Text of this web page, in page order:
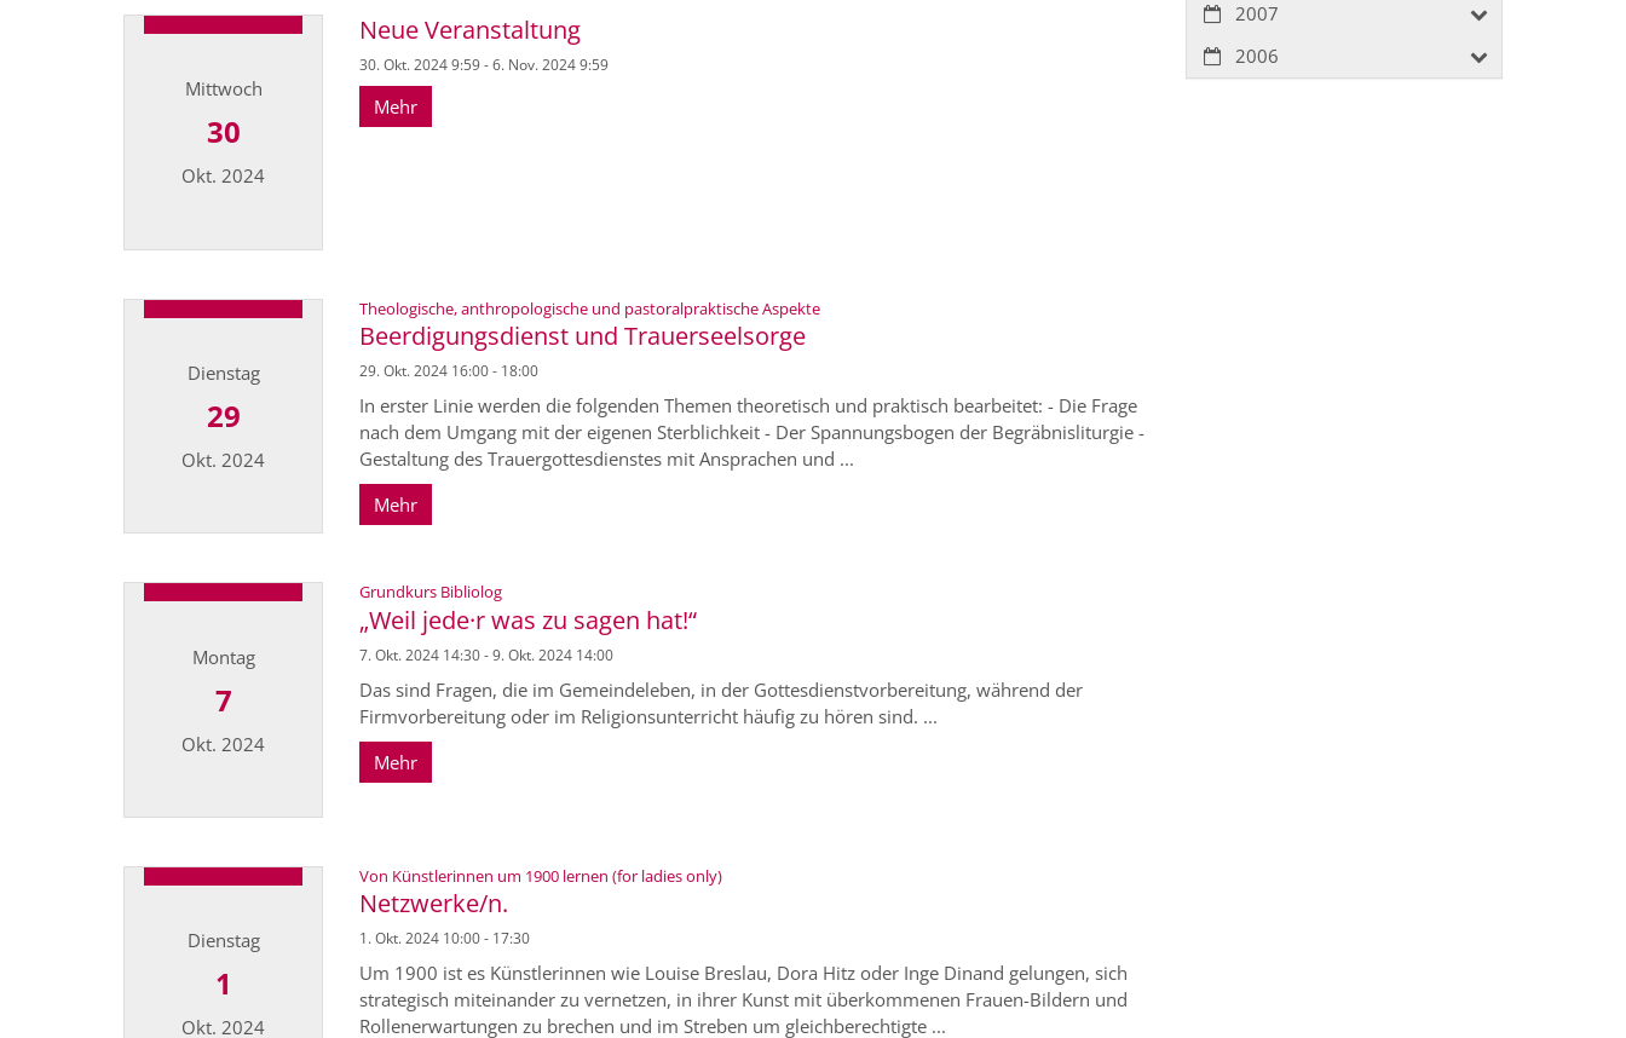
Mittwoch
30
Okt. 2024
Neue Veranstaltung
30. Okt. 2024 9:59 - 6. Nov. 2024 9:59
Mehr
Dienstag
29
Okt. 2024
Theologische, anthropologische und pastoralpraktische Aspekte:
Beerdigungsdienst und Trauerseelsorge
29. Okt. 2024 16:00 - 18:00
In erster Linie werden die folgenden Themen theoretisch und praktisch bearbeitet: - Die Frage
nach dem Umgang mit der eigenen Sterblichkeit - Der Spannungsbogen der Begräbnisliturgie -
Gestaltung des Trauergottesdienstes mit Ansprachen und ...
Mehr
Montag
7
Okt. 2024
Grundkurs Bibliolog:
„Weil jede·r was zu sagen hat!“
7. Okt. 2024 14:30 - 9. Okt. 2024 14:00
Das sind Fragen, die im Gemeindeleben, in der Gottesdienstvorbereitung, während der
Firmvorbereitung oder im Religionsunterricht häufig zu hören sind. ...
Mehr
Dienstag
1
Okt. 2024
Von Künstlerinnen um 1900 lernen (for ladies only):
Netzwerke/n.
1. Okt. 2024 10:00 - 17:30
Um 1900 ist es Künstlerinnen wie Louise Breslau, Dora Hitz oder Inge Dinand gelungen, sich
strategisch miteinander zu vernetzen, in ihrer Kunst mit überkommenen Frauen-Bildern und
Rollenerwartungen zu brechen und im Streben um gleichberechtigte ...
2007
2006